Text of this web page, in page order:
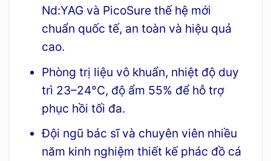
Nd:YAG và PicoSure thế hệ mới
chuẩn quốc tế, an toàn và hiệu quả
cao.
Phòng trị liệu vô khuẩn, nhiệt độ duy
trì 23–24°C, độ ẩm 55% để hỗ trợ
phục hồi tối đa.
Đội ngũ bác sĩ và chuyên viên nhiều
năm kinh nghiệm thiết kế phác đồ cá